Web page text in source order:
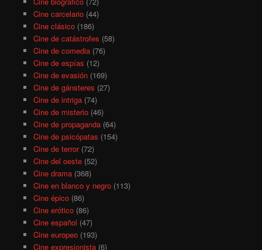
Cine carcelario(44)
Cine clásico(186)
Cine de catástrofes (58)
Cine de comedia(76)
Cine de espías (12)
Cine de evasión(169)
Cine de gánsteres (27)
Cine de intriga(74)
Cine de misterio(46)
Cine de propaganda(64)
Cine de psicópatas (154)
Cine de terror(72)
Cine del oeste(52)
Cine drama(368)
Cine en blanco y negro(113)
Cine épico(86)
Cine erótico(86)
Cine español (47)
Cine europeo(193)
Cine expresionista(6)